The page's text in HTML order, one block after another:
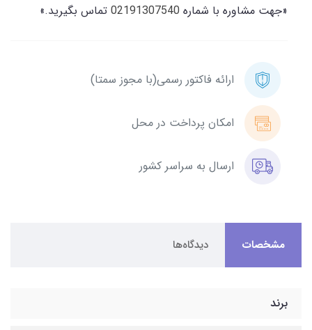
«جهت مشاوره با شماره 02191307540 تماس بگیرید.»
ارائه فاکتور رسمی(با مجوز سمتا)
امکان پرداخت در محل
ارسال به سراسر کشور
مشخصات دیدگاه‌ها
برند